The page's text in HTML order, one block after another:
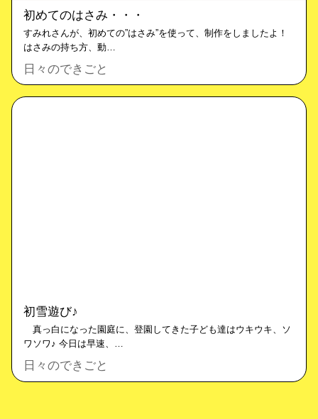
初めてのはさみ・・・
すみれさんが、初めての”はさみ”を使って、制作をしましたよ！
はさみの持ち方、動…
日々のできごと
初雪遊び♪
真っ白になった園庭に、登園してきた子ども達はウキウキ、ソ
ワソワ♪ 今日は早速、…
日々のできごと